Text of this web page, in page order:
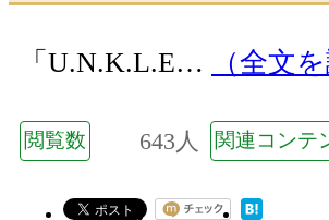
「U.N.K.L.E… （全文
閲覧数 643人 関連コンテ